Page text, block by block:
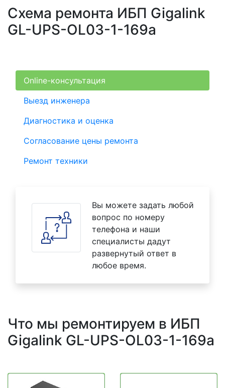
Схема ремонта ИБП Gigalink
GL-UPS-OL03-1-169a
Online-консультация
Выезд инженера
Диагностика и оценка
Согласование цены ремонта
Ремонт техники
Вы можете задать любой
вопрос по номеру
телефона и наши
специалисты дадут
развернутый ответ в
любое время.
Что мы ремонтируем в ИБП
Gigalink GL-UPS-OL03-1-169a